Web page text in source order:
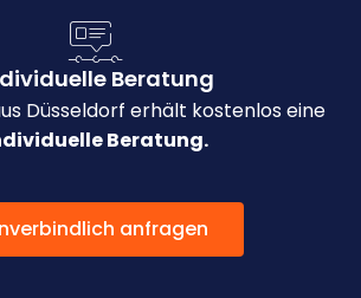
Beratung
Düsseldorf erhält kostenlos eine
Beratung.
anfragen